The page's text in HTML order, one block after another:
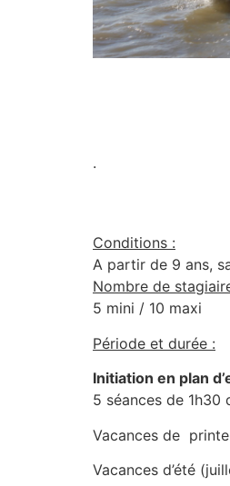
.
Conditions :
A partir de 9 ans,
Nombre de
5 mini / 10 maxi
Période et durée :
Initiation en plan
5 séances de 1h30
Vacances de
Vacances d’été